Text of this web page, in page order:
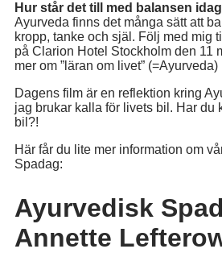
Hur står det till med balansen
Ayurveda finns det många sätt att
kropp, tanke och själ. Följ med mig
på Clarion Hotel Stockholm den 11
mer om ”läran om livet” (=Ayurveda)
Dagens film är en reflektion kring
jag brukar kalla för livets bil. Har du
bil?!
Här får du lite mer information om
Spadag:
Ayurvedisk
Annette